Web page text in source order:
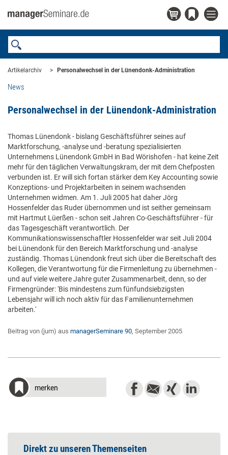
Artikelarchiv Personalwechsel in der Lünendonk-Administration
News
Personalwechsel in der Lünendonk-Administration
Thomas Lünendonk - bislang Geschäftsführer seines auf
Marktforschung, -analyse und -beratung spezialisierten
Unternehmens Lünendonk GmbH in Bad Wörishofen - hat keine Zeit
mehr für den täglichen Verwaltungskram, der mit dem Chefposten
verbunden ist. Er will sich fortan stärker dem Key Accounting sowie
Konzeptions- und Projektarbeiten in seinem wachsenden
Unternehmen widmen. Am 1. Juli 2005 hat daher Jörg
Hossenfelder das Ruder übernommen und ist seither gemeinsam
mit Hartmut Lüerßen - schon seit Jahren Co-Geschäftsführer - für
das Tagesgeschäft verantwortlich. Der
Kommunikationswissenschaftler Hossenfelder war seit Juli 2004
bei Lünendonk für den Bereich Marktforschung und -analyse
zuständig. Thomas Lünendonk freut sich über die Bereitschaft des
Kollegen, die Verantwortung für die Firmenleitung zu übernehmen -
und auf viele weitere Jahre guter Zusammenarbeit, denn, so der
Firmengründer: 'Bis mindestens zum fünfundsiebzigsten
Lebensjahr will ich noch aktiv für das Familienunternehmen
arbeiten.'
Beitrag von (jum) aus managerSeminare 90, September 2005
merken
Direkt zu unseren Themenseiten